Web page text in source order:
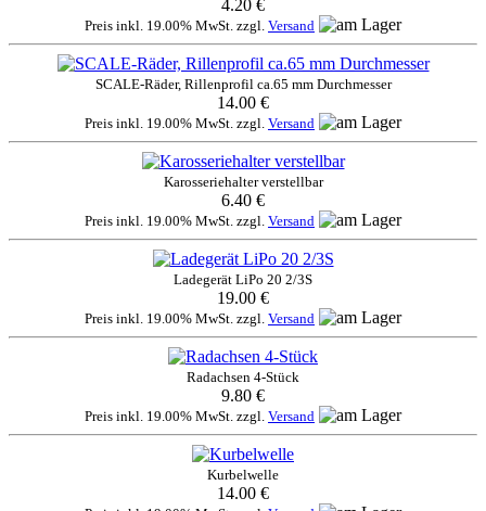
4.20 €
Preis inkl. 19.00% MwSt. zzgl. Versand
SCALE-Räder, Rillenprofil ca.65 mm Durchmesser
14.00 €
Preis inkl. 19.00% MwSt. zzgl. Versand
Karosseriehalter verstellbar
6.40 €
Preis inkl. 19.00% MwSt. zzgl. Versand
Ladegerät LiPo 20 2/3S
19.00 €
Preis inkl. 19.00% MwSt. zzgl. Versand
Radachsen 4-Stück
9.80 €
Preis inkl. 19.00% MwSt. zzgl. Versand
Kurbelwelle
14.00 €